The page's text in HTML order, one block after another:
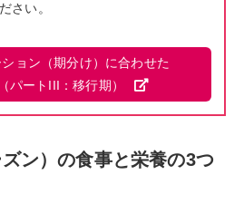
さい。
ョン（期分け）に合わせた
パートIII：移行期）
ン）の食事と栄養の3つ